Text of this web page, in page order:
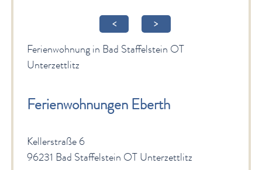
Newsletter
BÜRGER & STADT
< >
Ferienwohnung in Bad Staffelstein OT
Unterzettlitz
Ferienwohnungen Eberth
Kellerstraße 6
96231 Bad Staffelstein OT Unterzettlitz